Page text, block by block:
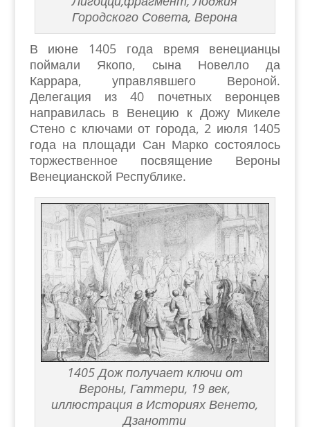
Городского Совета, Верона
В июне 1405 года время венецианцы
поймали Якопо, сына Новелло да
Каррара, управлявшего Вероной.
Делегация из 40 почетных веронцев
направилась в Венецию к Дожу Микеле
Стено с ключами от города, 2 июля 1405
года на площади Сан Марко состоялось
торжественное посвящение Вероны
Венецианской Республике.
1405 Дож получает ключи от
Вероны, Гаттери, 19 век,
иллюстрация в Историях Венето,
Дзанотти